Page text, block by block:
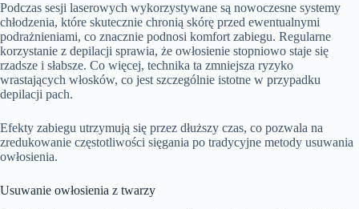
Podczas sesji laserowych wykorzystywane są nowoczesne systemy
chłodzenia, które skutecznie chronią skórę przed ewentualnymi
podrażnieniami, co znacznie podnosi komfort zabiegu. Regularne
korzystanie z depilacji sprawia, że owłosienie stopniowo staje się
rzadsze i słabsze. Co więcej, technika ta zmniejsza ryzyko
wrastających włosków, co jest szczególnie istotne w przypadku
depilacji pach.
Efekty zabiegu utrzymują się przez dłuższy czas, co pozwala na
zredukowanie częstotliwości sięgania po tradycyjne metody usuwania
owłosienia.
Usuwanie owłosienia z twarzy